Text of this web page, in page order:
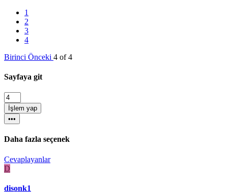
1
2
3
4
Birinci Önceki 4 of 4
Sayfaya git
İşlem yap
•••
Daha fazla seçenek
Cevaplayanlar
D
disonk1